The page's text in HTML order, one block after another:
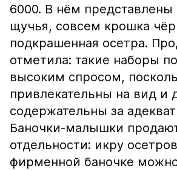
6000. В нём
щучья, совсем крошка
подкрашенная осетра.
отметила: такие наборы
высоким спросом,
привлекательны на вид и
содержательны за
Баночки-малышки
отдельности: икру
фирменной баночке